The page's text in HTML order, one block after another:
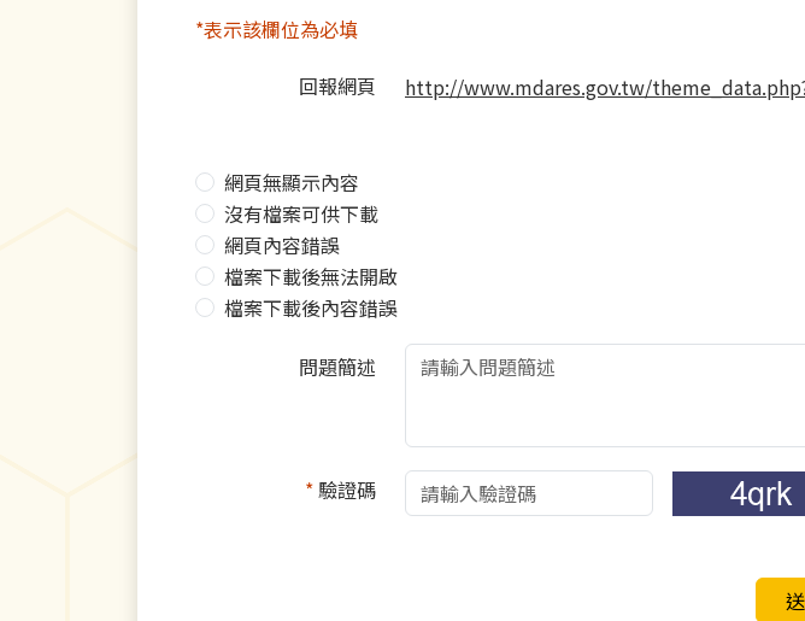
*表示該欄位為必填
回報網頁
http://www.mdares.gov.tw/
網頁無顯示內容
沒有檔案可供下載
網頁內容錯誤
檔案下載後無法開啟
檔案下載後內容錯誤
問題簡述
*驗證碼